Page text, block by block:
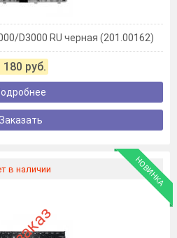
D3000 RU черная (201.00162)
180 руб.
Заказать
в наличии НОВИНКА